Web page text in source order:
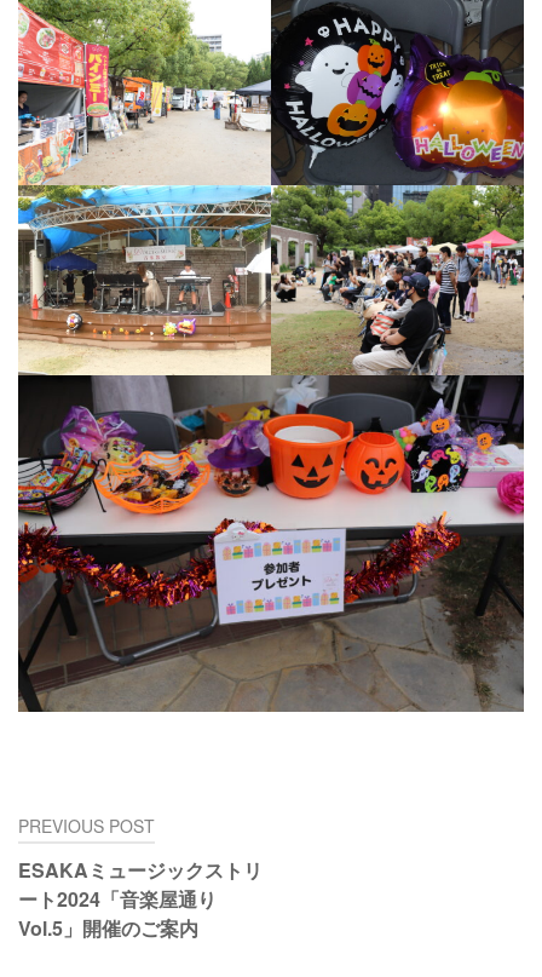
投
稿
ナ
ゲ
PREVIOUS POST
ESAKAミュージックストリ
ート2024「音楽屋通り
Vol.5」開催のご案内